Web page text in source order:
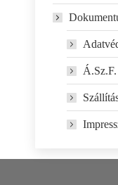
Á.Sz.F.